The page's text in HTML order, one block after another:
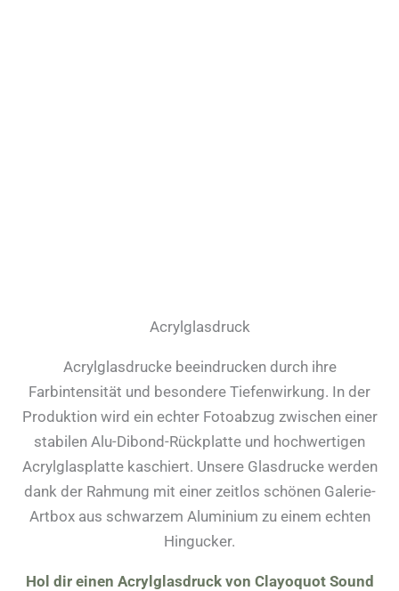
Acrylglasdruck
Acrylglasdrucke beeindrucken durch ihre
Farbintensität und besondere Tiefenwirkung. In der
Produktion wird ein echter Fotoabzug zwischen einer
stabilen Alu-Dibond-Rückplatte und hochwertigen
Acrylglasplatte kaschiert. Unsere Glasdrucke werden
dank der Rahmung mit einer zeitlos schönen Galerie-
Artbox aus schwarzem Aluminium zu einem echten
Hingucker.
Hol dir einen Acrylglasdruck von Clayoquot Sound